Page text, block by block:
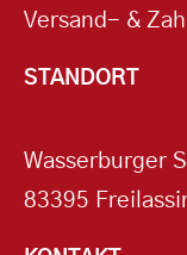
Versand- &
STANDORT
Wasserburger
83395